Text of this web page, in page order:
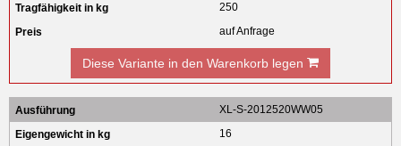
250
auf Anfrage
Diese Variante in den Warenkorb legen
XL-S-2012520WW05
16